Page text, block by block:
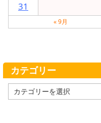
31
« 9月
カテゴリー
テ